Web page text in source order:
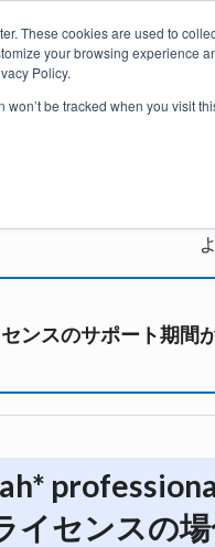
These cookies are used to
your browsing experience
Policy.
won’t be tracked when you visit
ンスのサポート期間
イセンスの